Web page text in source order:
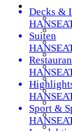
Decks &
Suiten
Sport &